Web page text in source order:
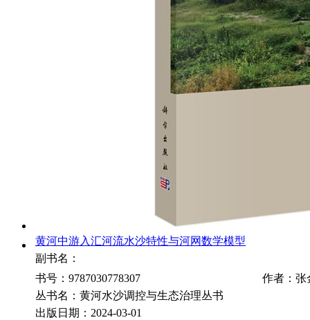
黄河中游入汇河流水沙特性与河网数学模型
副书名：
书号：9787030778307
作者：张
丛书名：黄河水沙调控与生态治理丛书
出版日期：2024-03-01